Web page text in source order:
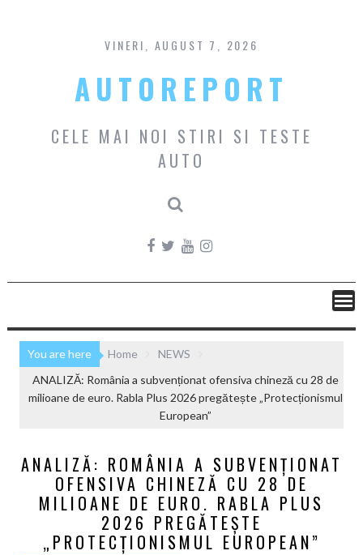
content
VINERI, AUGUST 7, 2026
AUTOREPORT
CELE MAI NOI STIRI SI TESTE
AUTO
You are here Home
NEWS
ANALIZĂ: România a subvenționat ofensiva chineză cu 28 de
milioane de euro. Rabla Plus 2026 pregătește „Protecționismul
European”
ANALIZĂ: ROMÂNIA A SUBVENȚIONAT
OFENSIVA CHINEZĂ CU 28 DE
MILIOANE DE EURO. RABLA PLUS
2026 PREGĂTEȘTE
„PROTECȚIONISMUL EUROPEAN”